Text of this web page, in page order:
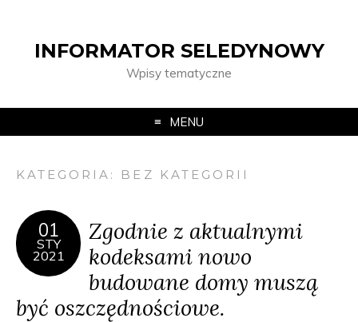
INFORMATOR SELEDYNOWY
Wpisy tematyczne
MENU
KATEGORIA: BEZ KATEGORII
01
STY
2021
Zgodnie z aktualnymi
kodeksami nowo
budowane domy muszą
być oszczędnościowe.